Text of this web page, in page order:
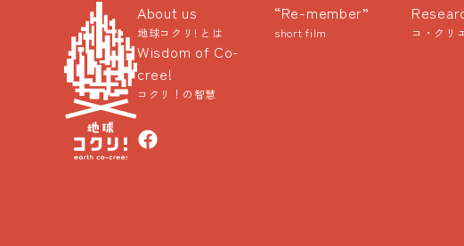
About us
地球コクリ! とは
“Re-member”
short film コ・クリ
Wisdom of Co-
cree!
コクリ！の智慧